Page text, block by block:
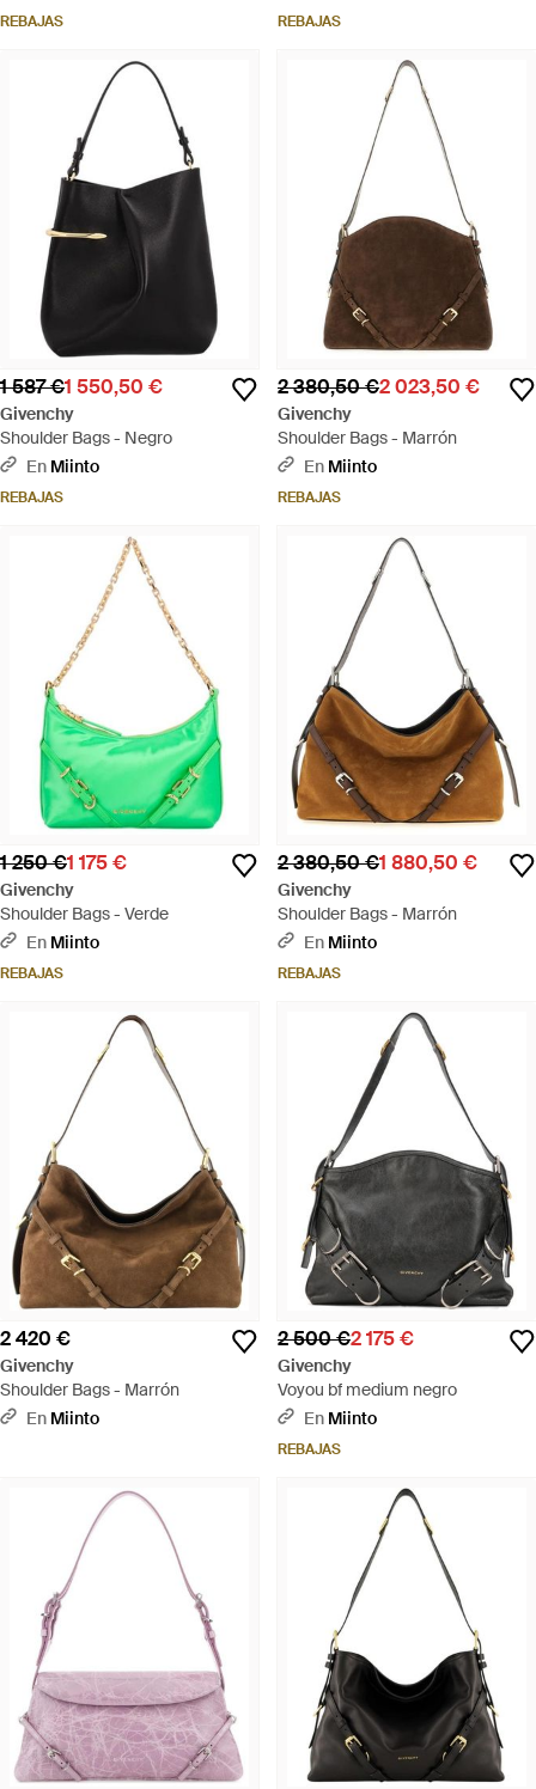
REBAJAS REBAJAS
1 587 €1 550,50 €
Givenchy
Shoulder Bags - Negro
En Miinto
REBAJAS
2 380,50 €2 023,50 €
Givenchy
Shoulder Bags - Marrón
En Miinto
REBAJAS
1 250 €1 175 €
Givenchy
Shoulder Bags - Verde
En Miinto
REBAJAS
2 380,50 €1 880,50 €
Givenchy
Shoulder Bags - Marrón
En Miinto
REBAJAS
2 420 €
Givenchy
Shoulder Bags - Marrón
En Miinto
2 500 €2 175 €
Givenchy
Voyou bf medium negro
En Miinto
REBAJAS